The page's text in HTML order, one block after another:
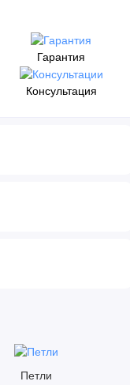
Гарантия
Консультация
Петли